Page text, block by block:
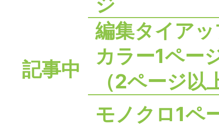
記事中
編集タイア
カラー1ペー
（2ページ以
モノクロ1ペ